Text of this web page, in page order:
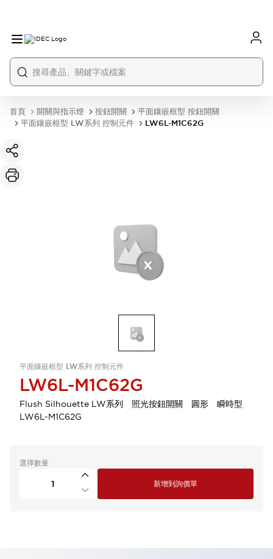
首頁 開關與指示燈 按鈕開關
平面鑲嵌框型 按鈕開關
平面鑲嵌框型 LW系列 控制元件
LW6L-M1C62G
平面鑲嵌框型 LW系列 控制元件
LW6L-M1C62G
Flush Silhouette LW系列 照光按鈕開關 圓形 瞬時型
LW6L-M1C62G
選擇數量
新增到詢價單